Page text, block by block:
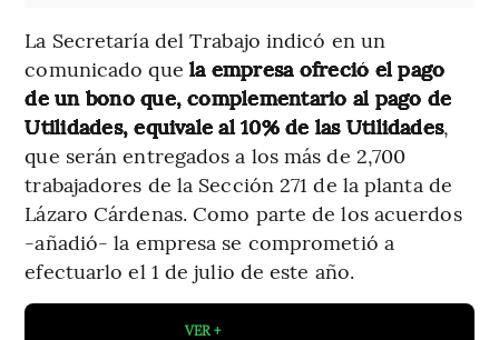
La Secretaría del Trabajo indicó en un
comunicado que la empresa ofreció el pago
de un bono que, complementario al pago de
Utilidades, equivale al 10% de las Utilidades,
que serán entregados a los más de 2,700
trabajadores de la Sección 271 de la planta de
Lázaro Cárdenas. Como parte de los acuerdos
-añadió- la empresa se comprometió a
efectuarlo el 1 de julio de este año.
VER +